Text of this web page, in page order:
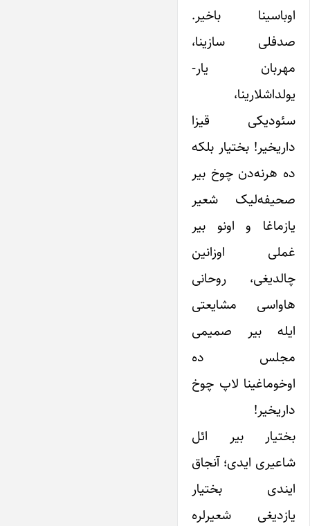
اوباسینا باخیر.
صدفلی سازینا،
مهربان یار-
یولداشلارینا،
سئودیکی قیزا
داریخیر! بختیار بلکه
ده هرنه‌دن چوخ بیر
صحیفه‌لیک شعیر
یازماغا و اونو بیر
غملی اوزانین
چالدیغی، روحانی
هاواسی مشایعتی
ایله بیر صمیمی
مجلس ده
اوخوماغینا لاپ چوخ
داریخیر!
بختیار بیر ائل
شاعیری ایدی؛ آنجاق
ایندی بختیار
یازدیغی شعیرلره